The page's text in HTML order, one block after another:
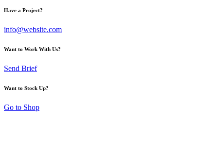
Have a Project?
info@website.com
Want to Work With Us?
Send Brief
Want to Stock Up?
Go to Shop